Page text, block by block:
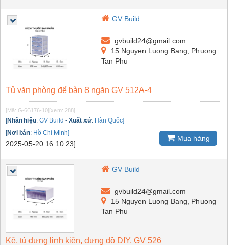
GV Build
gvbuild24@gmail.com
15 Nguyen Luong Bang, Phuong
Tan Phu
Tủ văn phòng để bàn 8 ngăn GV 512A-4
[Mã: G-66176-10] [xem: 288]
[Nhãn hiệu: GV Build - Xuất xứ: Hàn Quốc]
[Nơi bán: Hồ Chí Minh]
2025-05-20 16:10:23]
Mua hàng
GV Build
gvbuild24@gmail.com
15 Nguyen Luong Bang, Phuong
Tan Phu
Kệ, tủ đựng linh kiện, đựng đồ DIY, GV 526